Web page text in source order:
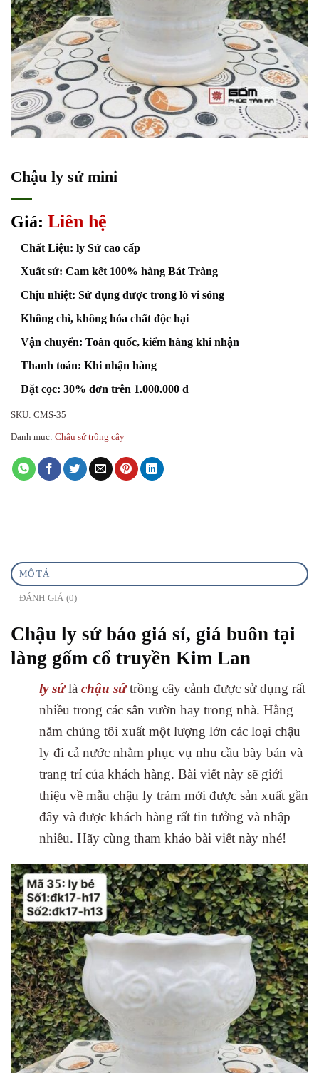
Chậu ly sứ mini
Giá: Liên hệ
Chất Liệu: ly Sứ cao cấp
Xuất sứ: Cam kết 100% hàng Bát Tràng
Chịu nhiệt: Sử dụng được trong lò vi sóng
Không chì, không hóa chất độc hại
Vận chuyển: Toàn quốc, kiểm hàng khi nhận
Thanh toán: Khi nhận hàng
Đặt cọc: 30% đơn trên 1.000.000 đ
SKU: CMS-35
Danh mục: Chậu sứ trồng cây
MÔ TẢ
ĐÁNH GIÁ (0)
Chậu ly sứ báo giá sỉ, giá buôn tại
làng gốm cổ truyền Kim Lan
ly sứlà chậu sứtrồng cây cảnh được sử dụng rất
nhiều trong các sân vườn hay trong nhà. Hằng
năm chúng tôi xuất một lượng lớn các loại chậu
ly đi cả nước nhằm phục vụ nhu cầu bày bán và
trang trí của khách hàng. Bài viết này sẽ giới
thiệu về mẫu chậu ly trám mới được sản xuất gần
đây và được khách hàng rất tin tưởng và nhập
nhiều. Hãy cùng tham khảo bài viết này nhé!